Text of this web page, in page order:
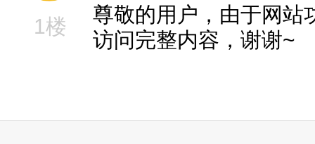
1楼
尊敬的用户，由于网站
访问完整内容，谢谢~